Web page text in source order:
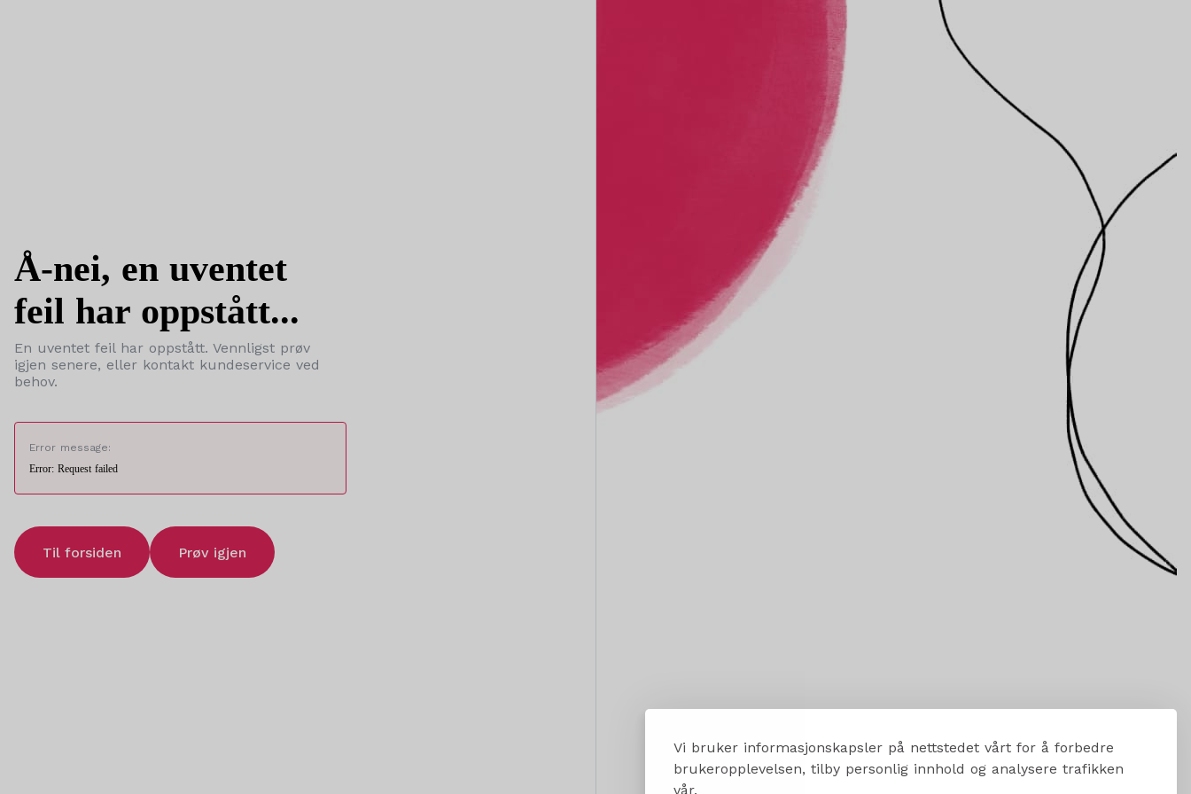
Vi bruker informasjonskapsler på nettstedet vårt for å forbedre
brukeropplevelsen, tilby personlig innhold og analysere trafikken
vår.
Å-nei, en uventet
feil har oppstått...
En uventet feil har oppstått. Vennligst prøv
igjen senere, eller kontakt kundeservice ved
behov.
Error message:
Error: Request failed
Til forsiden Prøv igjen